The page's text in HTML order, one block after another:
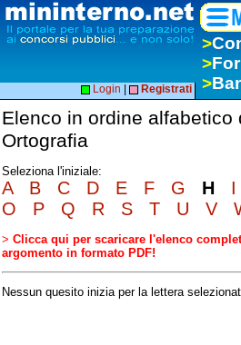
>
>
>
Login Registrati
Elenco in ordine alfabetico
Ortografia
Seleziona l'iniziale:
A B C D E F G H I
O
P Q R S T U V
> Clicca qui per scaricare l'elenco
argomento in formato PDF!
Nessun quesito inizia per la lettera